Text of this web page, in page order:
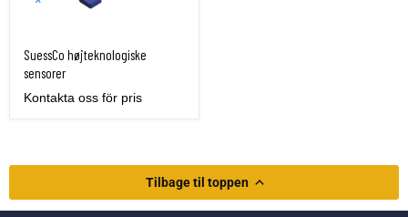
SuessCo højteknologiske
sensorer
Kontakta oss för pris
Tilbage til toppen